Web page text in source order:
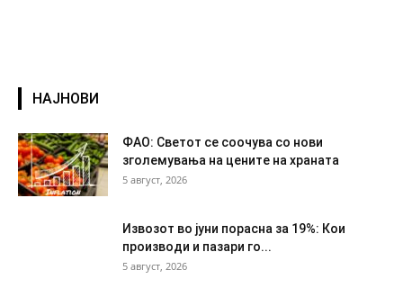
НАЈНОВИ
ФАО: Светот се соочува со нови
зголемувања на цените на храната
5 август, 2026
Извозот во јуни порасна за 19%: Кои
производи и пазари го...
5 август, 2026